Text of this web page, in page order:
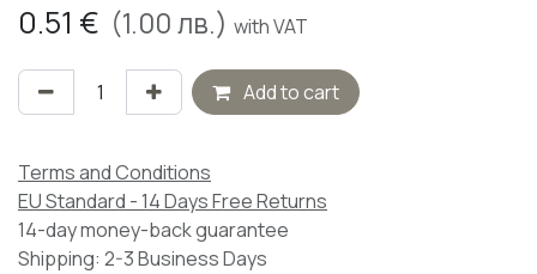
0.51 € (1.00лв.) with VAT
Add to cart
Terms and Conditions
EU Standard - 14 Days Free Returns
14-day money-back guarantee
Shipping: 2-3 Business Days